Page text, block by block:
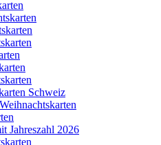
Schweiz
Jahreszahl 2026